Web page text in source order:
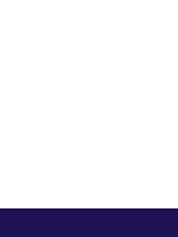
nhà đầu tư bất
nhà đầu tư